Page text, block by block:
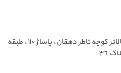
آدرس: خ لاله زار جنوبی ١٠٠ متر بالاتر کوچه تاطر دهقان، پاساژ ١١٠، طبقه
٣٦